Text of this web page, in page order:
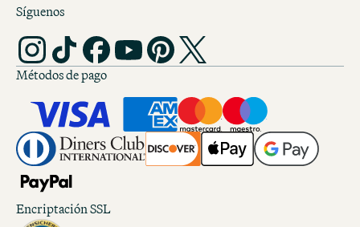
Síguenos
Métodos de pago
Encriptación SSL